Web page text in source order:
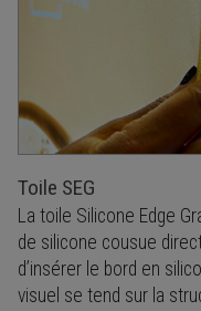
Toile SEG
La toile Silicone Edge
de silicone cousue
d’insérer le bord en
visuel se tend sur la